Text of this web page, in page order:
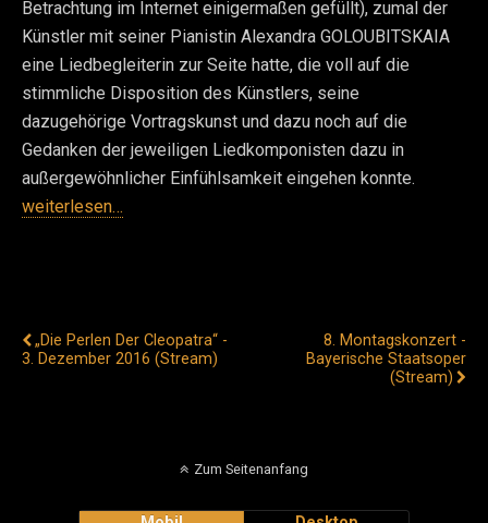
Betrachtung im Internet einigermaßen gefüllt), zumal der
Künstler mit seiner Pianistin Alexandra GOLOUBITSKAIA
eine Liedbegleiterin zur Seite hatte, die voll auf die
stimmliche Disposition des Künstlers, seine
dazugehörige Vortragskunst und dazu noch auf die
Gedanken der jeweiligen Liedkomponisten dazu in
außergewöhnlicher Einfühlsamkeit eingehen konnte.
weiterlesen…
„Die Perlen Der Cleopatra“ -
3. Dezember 2016 (Stream)
8. Montagskonzert -
Bayerische Staatsoper
(Stream)
Zum Seitenanfang